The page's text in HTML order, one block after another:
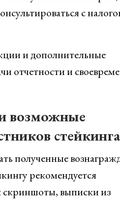
с
и дополнительные
отчетности и
возможные
стейкинга
полученные
рекомендуется
скриншоты, выписки из